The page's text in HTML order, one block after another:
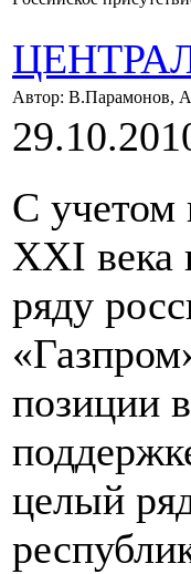
Автор: В.Парамонов,
С учетом
ХХI века
ряду
позиции
целый